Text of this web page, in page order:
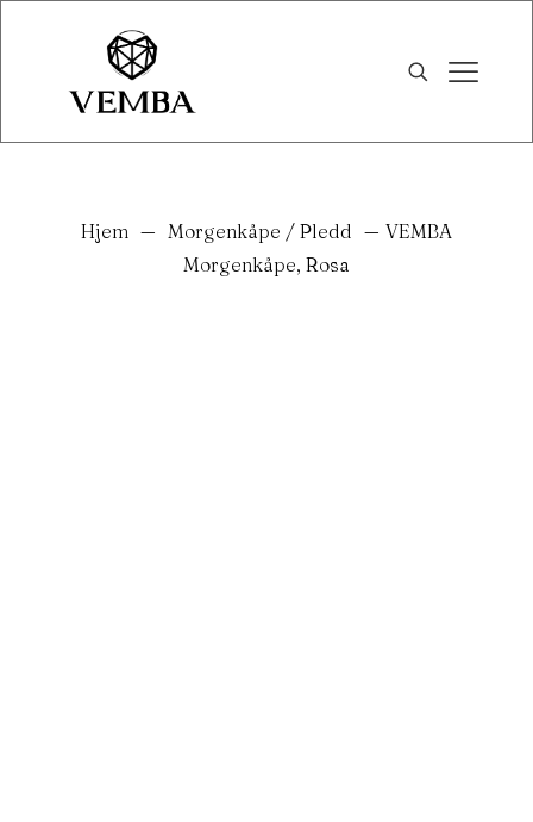
Hjem — Morgenkåpe / Pledd — VEMBA
Morgenkåpe, Rosa